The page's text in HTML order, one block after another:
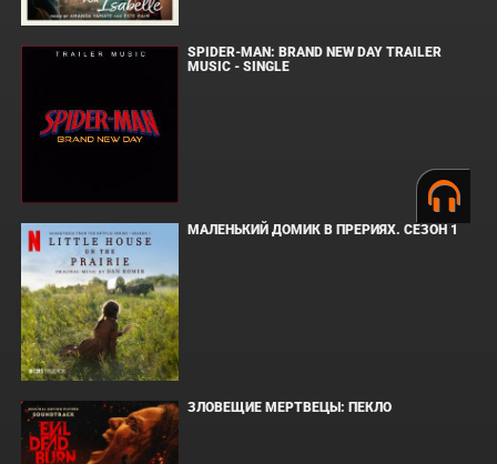
SPIDER-MAN: BRAND NEW DAY TRAILER
MUSIC - SINGLE
МАЛЕНЬКИЙ ДОМИК В ПРЕРИЯХ. СЕЗОН 1
ЗЛОВЕЩИЕ МЕРТВЕЦЫ: ПЕКЛО